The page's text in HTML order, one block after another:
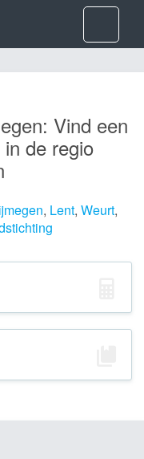
Vind een
de regio
, Lent, Weurt,